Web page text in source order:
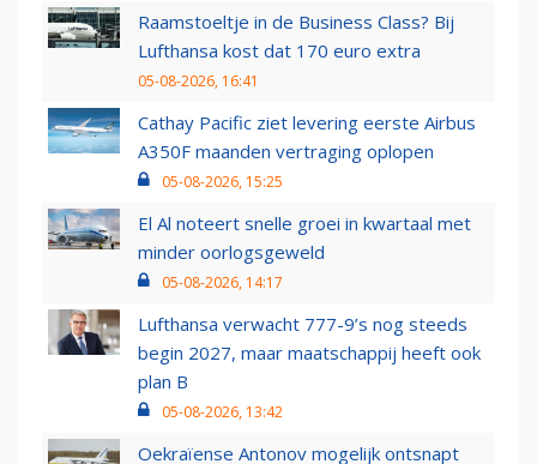
Raamstoeltje in de Business Class? Bij
Lufthansa kost dat 170 euro extra
05-08-2026, 16:41
Cathay Pacific ziet levering eerste Airbus
A350F maanden vertraging oplopen
05-08-2026, 15:25
El Al noteert snelle groei in kwartaal met
minder oorlogsgeweld
05-08-2026, 14:17
Lufthansa verwacht 777-9’s nog steeds
begin 2027, maar maatschappij heeft ook
plan B
05-08-2026, 13:42
Oekraïense Antonov mogelijk ontsnapt